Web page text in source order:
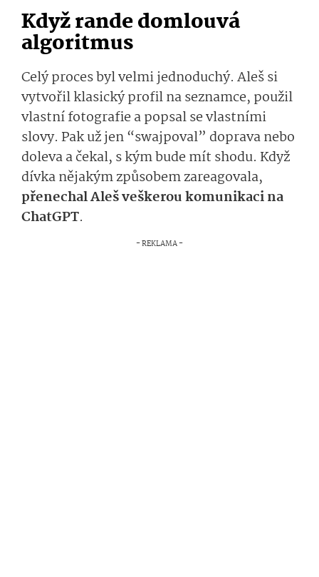
Když rande domlouvá
algoritmus
Celý proces byl velmi jednoduchý. Aleš si
vytvořil klasický profil na seznamce, použil
vlastní fotografie a popsal se vlastními
slovy. Pak už jen “swajpoval” doprava nebo
doleva a čekal, s kým bude mít shodu. Když
dívka nějakým způsobem zareagovala,
přenechal Aleš veškerou komunikaci na
ChatGPT.